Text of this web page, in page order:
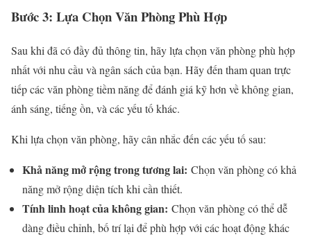
Bước 3: Lựa Chọn Văn Phòng Phù Hợp
Sau khi đã có đầy đủ thông tin, hãy lựa chọn văn phòng phù hợp
nhất với nhu cầu và ngân sách của bạn. Hãy đến tham quan trực
tiếp các văn phòng tiềm năng để đánh giá kỹ hơn về không gian,
ánh sáng, tiếng ồn, và các yếu tố khác.
Khi lựa chọn văn phòng, hãy cân nhắc đến các yếu tố sau:
Khả năng mở rộng trong tương lai: Chọn văn phòng có khả
năng mở rộng diện tích khi cần thiết.
Tính linh hoạt của không gian: Chọn văn phòng có thể dễ
dàng điều chỉnh, bố trí lại để phù hợp với các hoạt động khác